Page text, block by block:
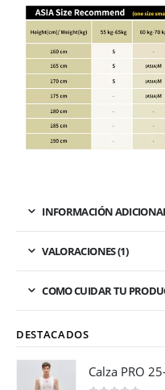
INFORMACIÓN
VALORACIONES (1)
COMO CUIDAR TU
DESTACADOS
Calza PRO